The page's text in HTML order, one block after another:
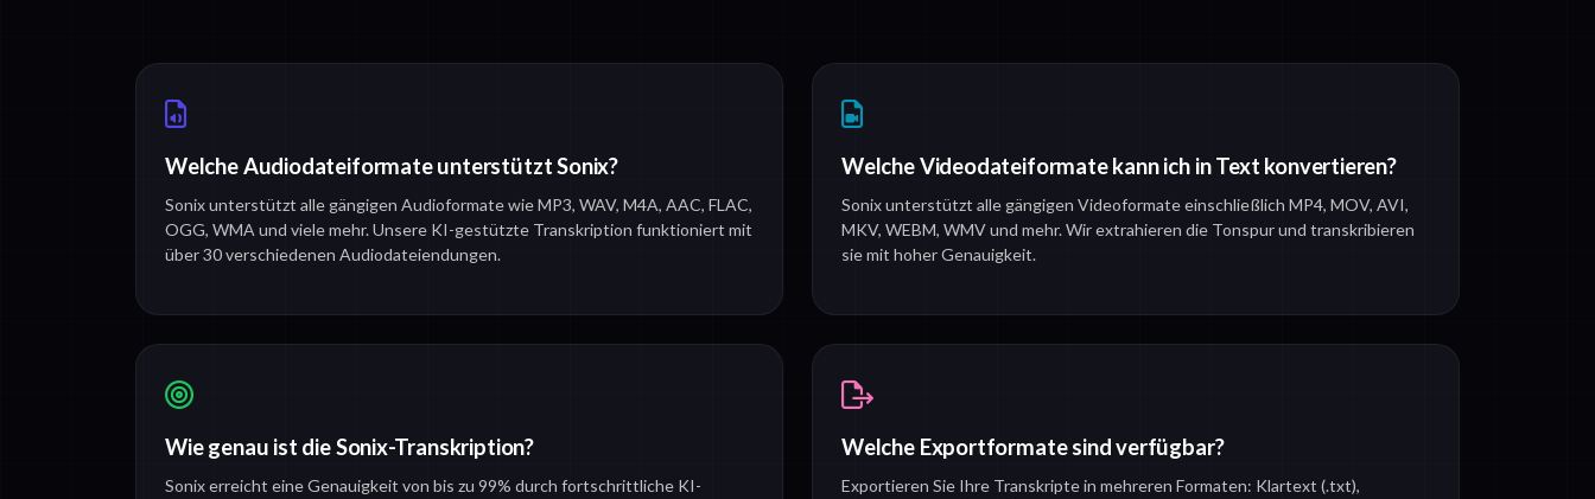
Welche Audiodateiformate unterstützt Sonix?
Sonix unterstützt alle gängigen Audioformate wie MP3, WAV, M4A, AAC, FLAC,
OGG, WMA und viele mehr. Unsere KI-gestützte Transkription funktioniert mit
über 30 verschiedenen Audiodateiendungen.
Welche Videodateiformate kann ich in Text konvertieren?
Sonix unterstützt alle gängigen Videoformate einschließlich MP4, MOV, AVI,
MKV, WEBM, WMV und mehr. Wir extrahieren die Tonspur und transkribieren
sie mit hoher Genauigkeit.
Wie genau ist die Sonix-Transkription?
Sonix erreicht eine Genauigkeit von bis zu 99% durch fortschrittliche KI-
Welche Exportformate sind verfügbar?
Exportieren Sie Ihre Transkripte in mehreren Formaten: Klartext (.txt),